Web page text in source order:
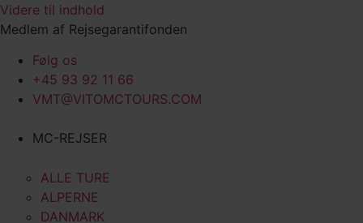
Videre til indhold
Medlem af Rejsegarantifonden
Følg os
+45 93 92 11 66
VMT@VITOMCTOURS.COM
MC-REJSER
ALLE TURE
ALPERNE
DANMARK